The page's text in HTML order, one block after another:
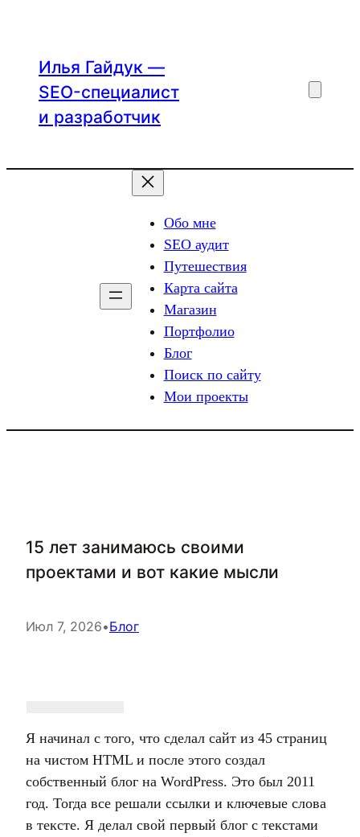
содержимому
Илья Гайдук —
SEO-специалист
и разработчик
Обо мне
SEO аудит
Путешествия
Карта сайта
Магазин
Портфолио
Блог
Поиск по сайту
Мои проекты
15 лет занимаюсь своими
проектами и вот какие мысли
Июл 7, 2026•Блог
Я начинал с того, что сделал сайт из 45 страниц
на чистом HTML и после этого создал
собственный блог на WordPress. Это был 2011
год. Тогда все решали ссылки и ключевые слова
в тексте. Я делал свой первый блог с текстами